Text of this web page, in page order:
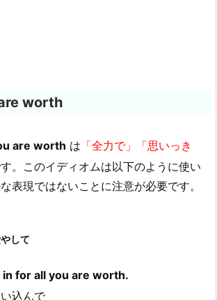
worth
are worth は 「全力で」「思いっき
。このイディオムは以下のように使い
表現ではないことに注意が必要です。
して
in for all you are worth.
込んで